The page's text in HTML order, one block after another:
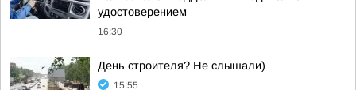
удостоверением
16:30
День строителя? Не слышали)
15:55